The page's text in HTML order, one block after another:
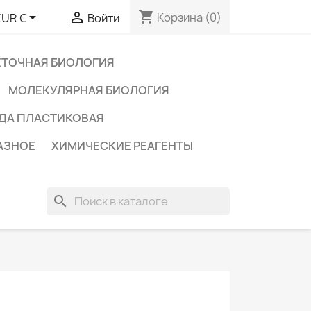
€  Войти shopping_cart Корзина (0)
БИОЛОГИЯ
МОЛЕКУЛЯРНАЯ БИОЛОГИЯ
ПЛАСТИКОВАЯ
ХИМИЧЕСКИЕ РЕАГЕНТЫ
search